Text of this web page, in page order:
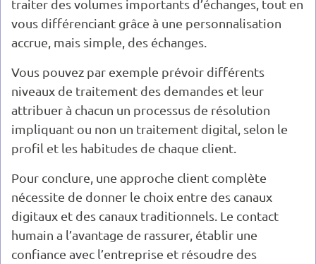
traiter des volumes importants d’échanges, tout en
vous différenciant grâce à une personnalisation
accrue, mais simple, des échanges.
Vous pouvez par exemple prévoir différents
niveaux de traitement des demandes et leur
attribuer à chacun un processus de résolution
impliquant ou non un traitement digital, selon le
profil et les habitudes de chaque client.
Pour conclure, une approche client complète
nécessite de donner le choix entre des canaux
digitaux et des canaux traditionnels. Le contact
humain a l’avantage de rassurer, établir une
confiance avec l’entreprise et résoudre des